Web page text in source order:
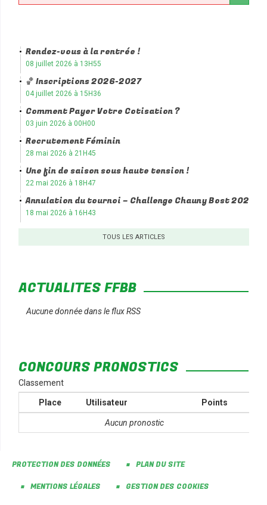
Rendez-vous à la rentrée !
08 juillet 2026 à 13H55
🏀 Inscriptions 2026-2027
04 juillet 2026 à 15H36
Comment Payer Votre Cotisation ?
03 juin 2026 à 00H00
Recrutement Féminin
28 mai 2026 à 21H45
Une fin de saison sous haute tension !
22 mai 2026 à 18H47
Annulation du tournoi – Challenge Chauny Bost 2026
18 mai 2026 à 16H43
TOUS LES ARTICLES
ACTUALITÉS FFBB
Aucune donnée dans le flux RSS
CONCOURS PRONOSTICS
Classement
Place Utilisateur Points
Aucun pronostic
PROTECTION DES DONNÉES PLAN DU SITE
MENTIONS LÉGALES GESTION DES COOKIES